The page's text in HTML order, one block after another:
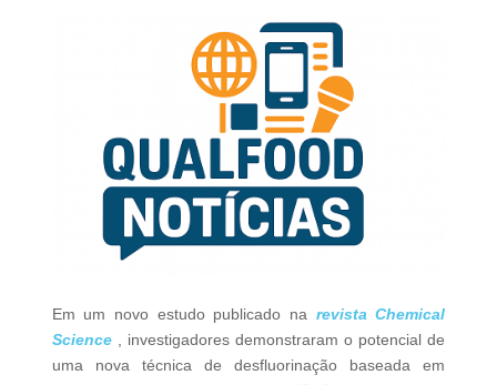
Em um novo estudo publicado na revista Chemical
Science, investigadores demonstraram o potencial de
uma nova técnica de desfluorinação baseada em